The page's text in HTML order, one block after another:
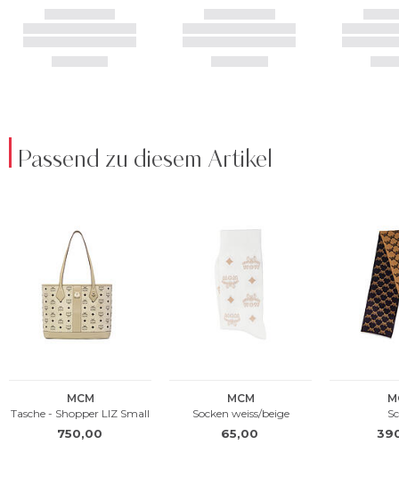
Passend zu diesem Artikel